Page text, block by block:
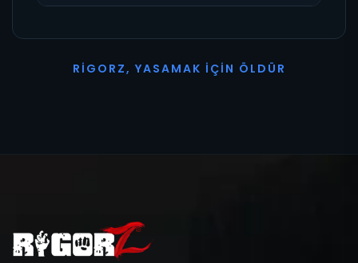
R I G O R Z, YASAMAK İ ÇI N Ö L D Ü R